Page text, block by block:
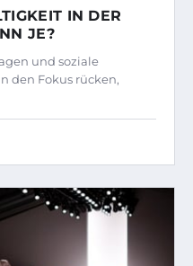
IN DER
JE?
und soziale
den Fokus rücken,